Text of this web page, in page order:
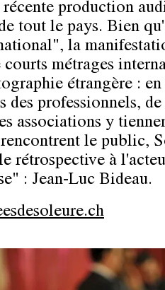
production
tout le pays. Bien
la
métrages
étrangère :
des professionnels,
associations y
le public,
rétrospective à
: Jean-Luc Bideau.